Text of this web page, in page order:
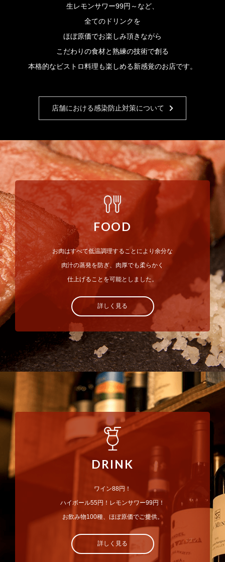
生レモンサワー99円～など、
全てのドリンクを
ほぼ原価でお楽しみ頂きながら
こだわりの食材と熟練の技術で創る
本格的なビストロ料理も楽しめる新感覚のお店です。
店舗における感染防止対策について
FOOD
お肉はすべて低温調理することにより余分な
肉汁の蒸発を防ぎ、肉厚でも柔らかく
仕上げることを可能としました。
詳しく見る
DRINK
ワイン88円！
ハイボール55円！レモンサワー99円！
お飲み物100種、ほぼ原価でご提供。
詳しく見る